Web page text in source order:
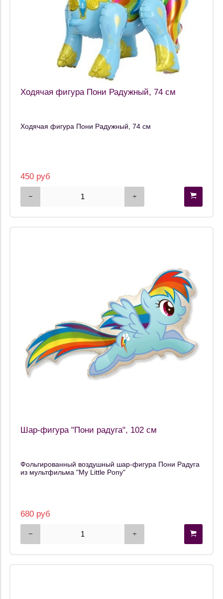
Ходячая фигура Пони Радужный, 74 см
Ходячая фигура Пони Радужный, 74 см
450 руб
Шар-фигура "Пони радуга", 102 см
Фольгированный воздушный шар-фигура Пони Радуга
из мультфильма "My Little Pony"
680 руб